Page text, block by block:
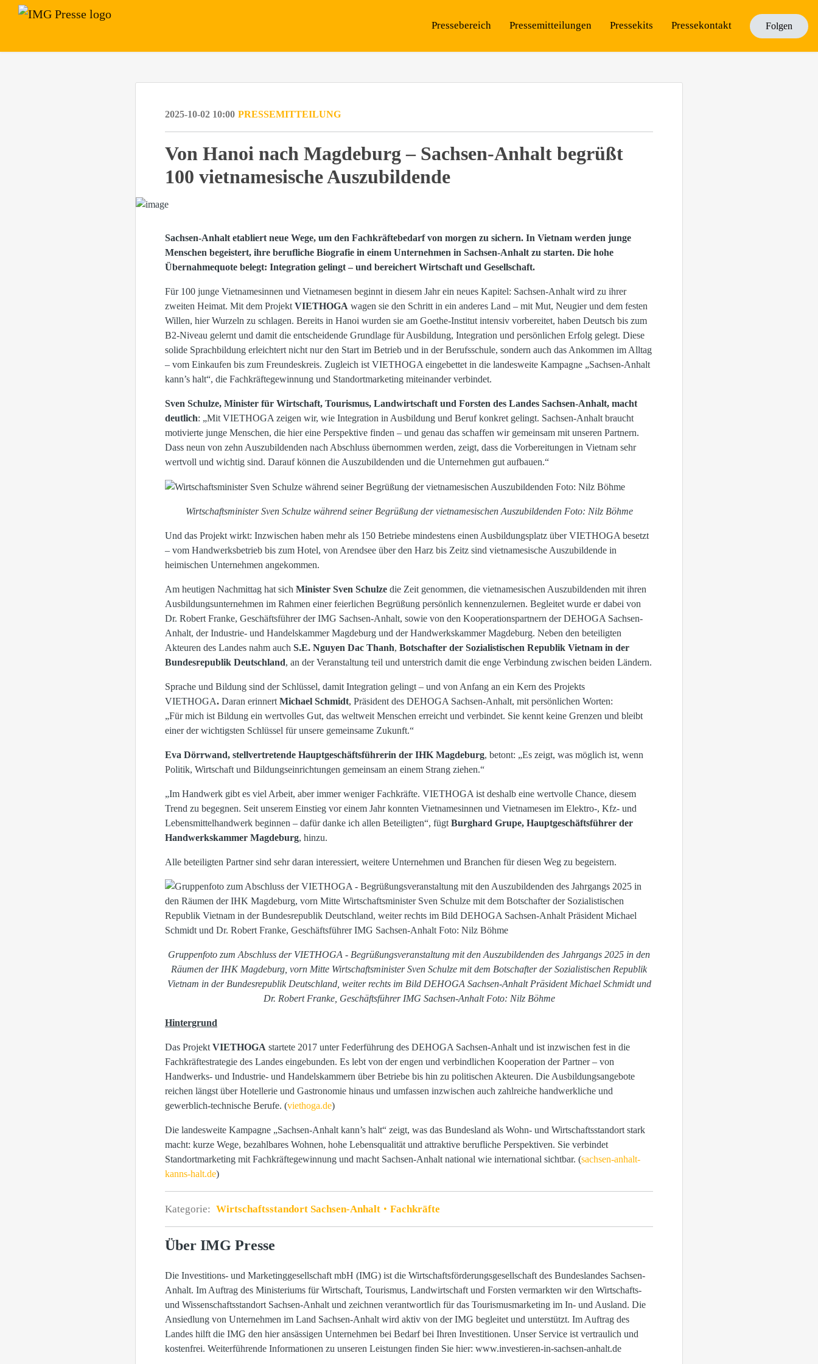
Pressebereich Pressemitteilungen Pressekits Pressekontakt Folgen
2025-10-02 10:00 PRESSEMITTEILUNG
Von Hanoi nach Magdeburg – Sachsen-Anhalt begrüßt
100 vietnamesische Auszubildende
Sachsen-Anhalt etabliert neue Wege, um den Fachkräftebedarf von morgen zu sichern. In Vietnam werden junge
Menschen begeistert, ihre berufliche Biografie in einem Unternehmen in Sachsen-Anhalt zu starten. Die hohe
Übernahmequote belegt: Integration gelingt – und bereichert Wirtschaft und Gesellschaft.
Für 100 junge Vietnamesinnen und Vietnamesen beginnt in diesem Jahr ein neues Kapitel: Sachsen-Anhalt wird zu ihrer
zweiten Heimat. Mit dem Projekt VIETHOGA wagen sie den Schritt in ein anderes Land – mit Mut, Neugier und dem festen
Willen, hier Wurzeln zu schlagen. Bereits in Hanoi wurden sie am Goethe-Institut intensiv vorbereitet, haben Deutsch bis zum
B2-Niveau gelernt und damit die entscheidende Grundlage für Ausbildung, Integration und persönlichen Erfolg gelegt. Diese
solide Sprachbildung erleichtert nicht nur den Start im Betrieb und in der Berufsschule, sondern auch das Ankommen im Alltag
– vom Einkaufen bis zum Freundeskreis. Zugleich ist VIETHOGA eingebettet in die landesweite Kampagne „Sachsen-Anhalt
kann’s halt“, die Fachkräftegewinnung und Standortmarketing miteinander verbindet.
Sven Schulze, Minister für Wirtschaft, Tourismus, Landwirtschaft und Forsten des Landes Sachsen-Anhalt, macht
deutlich: „Mit VIETHOGA zeigen wir, wie Integration in Ausbildung und Beruf konkret gelingt. Sachsen-Anhalt braucht
motivierte junge Menschen, die hier eine Perspektive finden – und genau das schaffen wir gemeinsam mit unseren Partnern.
Dass neun von zehn Auszubildenden nach Abschluss übernommen werden, zeigt, dass die Vorbereitungen in Vietnam sehr
wertvoll und wichtig sind. Darauf können die Auszubildenden und die Unternehmen gut aufbauen.“
Wirtschaftsminister Sven Schulze während seiner Begrüßung der vietnamesischen Auszubildenden Foto: Nilz Böhme
Und das Projekt wirkt: Inzwischen haben mehr als 150 Betriebe mindestens einen Ausbildungsplatz über VIETHOGA besetzt
– vom Handwerksbetrieb bis zum Hotel, von Arendsee über den Harz bis Zeitz sind vietnamesische Auszubildende in
heimischen Unternehmen angekommen.
Am heutigen Nachmittag hat sich Minister Sven Schulze die Zeit genommen, die vietnamesischen Auszubildenden mit ihren
Ausbildungsunternehmen im Rahmen einer feierlichen Begrüßung persönlich kennenzulernen. Begleitet wurde er dabei von
Dr. Robert Franke, Geschäftsführer der IMG Sachsen-Anhalt, sowie von den Kooperationspartnern der DEHOGA Sachsen-
Anhalt, der Industrie- und Handelskammer Magdeburg und der Handwerkskammer Magdeburg. Neben den beteiligten
Akteuren des Landes nahm auch S.E. Nguyen Dac Thanh, Botschafter der Sozialistischen Republik Vietnam in der
Bundesrepublik Deutschland, an der Veranstaltung teil und unterstrich damit die enge Verbindung zwischen beiden Ländern.
Sprache und Bildung sind der Schlüssel, damit Integration gelingt – und von Anfang an ein Kern des Projekts
VIETHOGA. Daran erinnert Michael Schmidt, Präsident des DEHOGA Sachsen-Anhalt, mit persönlichen Worten:
„Für mich ist Bildung ein wertvolles Gut, das weltweit Menschen erreicht und verbindet. Sie kennt keine Grenzen und bleibt
einer der wichtigsten Schlüssel für unsere gemeinsame Zukunft.“
Eva Dörrwand, stellvertretende Hauptgeschäftsführerin der IHK Magdeburg, betont: „Es zeigt, was möglich ist, wenn
Politik, Wirtschaft und Bildungseinrichtungen gemeinsam an einem Strang ziehen.“
„Im Handwerk gibt es viel Arbeit, aber immer weniger Fachkräfte. VIETHOGA ist deshalb eine wertvolle Chance, diesem
Trend zu begegnen. Seit unserem Einstieg vor einem Jahr konnten Vietnamesinnen und Vietnamesen im Elektro-, Kfz- und
Lebensmittelhandwerk beginnen – dafür danke ich allen Beteiligten“, fügt Burghard Grupe, Hauptgeschäftsführer der
Handwerkskammer Magdeburg, hinzu.
Alle beteiligten Partner sind sehr daran interessiert, weitere Unternehmen und Branchen für diesen Weg zu begeistern.
Gruppenfoto zum Abschluss der VIETHOGA - Begrüßungsveranstaltung mit den Auszubildenden des Jahrgangs 2025 in den
Räumen der IHK Magdeburg, vorn Mitte Wirtschaftsminister Sven Schulze mit dem Botschafter der Sozialistischen Republik
Vietnam in der Bundesrepublik Deutschland, weiter rechts im Bild DEHOGA Sachsen-Anhalt Präsident Michael Schmidt und
Dr. Robert Franke, Geschäftsführer IMG Sachsen-Anhalt Foto: Nilz Böhme
Hintergrund
Das Projekt VIETHOGA startete 2017 unter Federführung des DEHOGA Sachsen-Anhalt und ist inzwischen fest in die
Fachkräftestrategie des Landes eingebunden. Es lebt von der engen und verbindlichen Kooperation der Partner – von
Handwerks- und Industrie- und Handelskammern über Betriebe bis hin zu politischen Akteuren. Die Ausbildungsangebote
reichen längst über Hotellerie und Gastronomie hinaus und umfassen inzwischen auch zahlreiche handwerkliche und
gewerblich-technische Berufe. (viethoga.de)
Die landesweite Kampagne „Sachsen-Anhalt kann’s halt“ zeigt, was das Bundesland als Wohn- und Wirtschaftsstandort stark
macht: kurze Wege, bezahlbares Wohnen, hohe Lebensqualität und attraktive berufliche Perspektiven. Sie verbindet
Standortmarketing mit Fachkräftegewinnung und macht Sachsen-Anhalt national wie international sichtbar. (sachsen-anhalt-
kanns-halt.de)
Kategorie: Wirtschaftsstandort Sachsen-Anhalt Fachkräfte
Über IMG Presse
Die Investitions- und Marketinggesellschaft mbH (IMG) ist die Wirtschaftsförderungsgesellschaft des Bundeslandes Sachsen-
Anhalt. Im Auftrag des Ministeriums für Wirtschaft, Tourismus, Landwirtschaft und Forsten vermarkten wir den Wirtschafts-
und Wissenschaftsstandort Sachsen-Anhalt und zeichnen verantwortlich für das Tourismusmarketing im In- und Ausland. Die
Ansiedlung von Unternehmen im Land Sachsen-Anhalt wird aktiv von der IMG begleitet und unterstützt. Im Auftrag des
Landes hilft die IMG den hier ansässigen Unternehmen bei Bedarf bei Ihren Investitionen. Unser Service ist vertraulich und
kostenfrei. Weiterführende Informationen zu unseren Leistungen finden Sie hier: www.investieren-in-sachsen-anhalt.de